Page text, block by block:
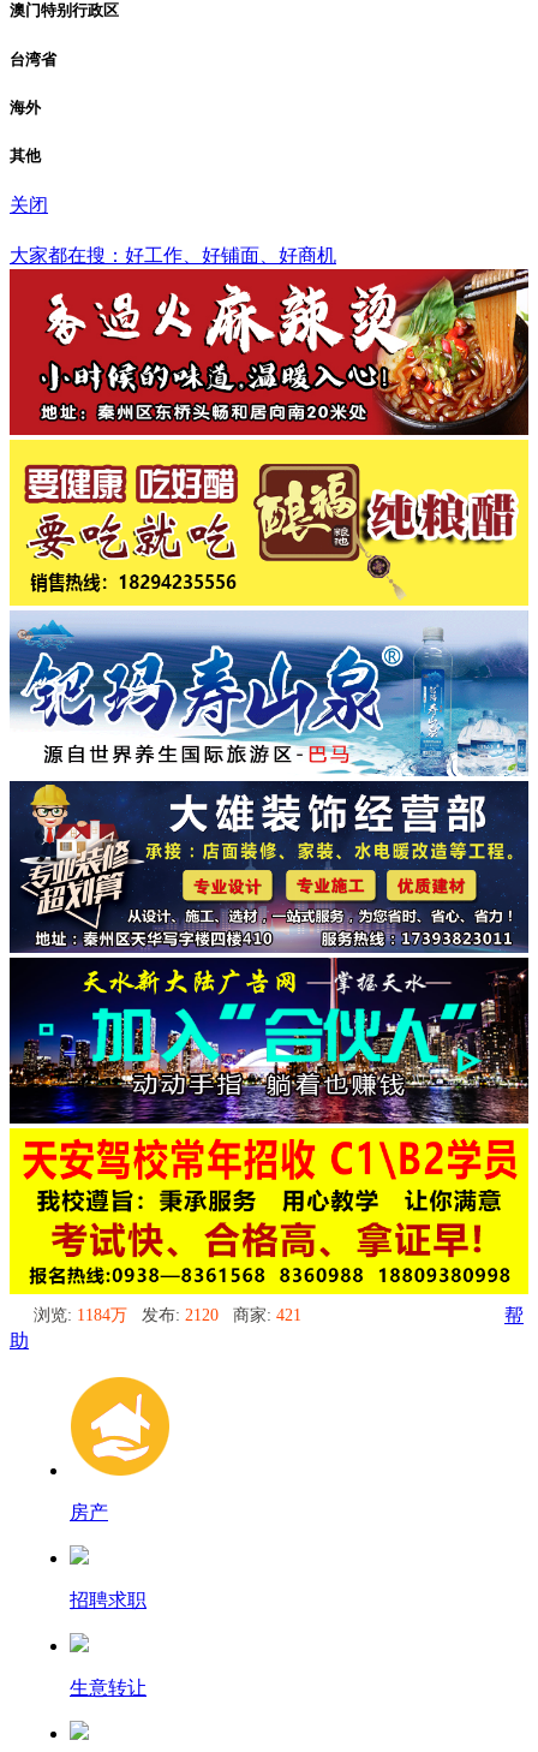
澳门特别行政区
台湾省
海外
其他
关闭
大家都在搜：好工作、好铺面、好商机
浏览: 1184万 发布: 2120 商家: 421
帮
助
房产
招聘求职
生意转让